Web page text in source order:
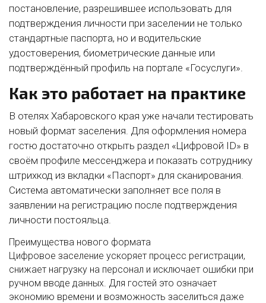
постановление, разрешившее использовать для
подтверждения личности при заселении не только
стандартные паспорта, но и водительские
удостоверения, биометрические данные или
подтверждённый профиль на портале «Госуслуги».
Как это работает на практике
В отелях Хабаровского края уже начали тестировать
новый формат заселения. Для оформления номера
гостю достаточно открыть раздел «Цифровой ID» в
своём профиле мессенджера и показать сотруднику
штрихкод из вкладки «Паспорт» для сканирования.
Система автоматически заполняет все поля в
заявлении на регистрацию после подтверждения
личности постояльца.
Преимущества нового формата
Цифровое заселение ускоряет процесс регистрации,
снижает нагрузку на персонал и исключает ошибки при
ручном вводе данных. Для гостей это означает
экономию времени и возможность заселиться даже